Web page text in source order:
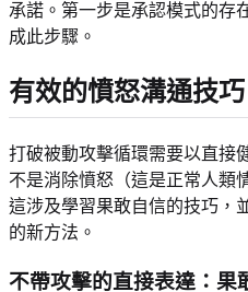
承諾。第一步是承認模式的存
成此步驟。
有效的憤怒溝通技巧
打破被動攻擊循環需要以直接
不是消除憤怒（這是正常人類
這涉及學習果敢自信的技巧，
的新方法。
不帶攻擊的直接表達：果